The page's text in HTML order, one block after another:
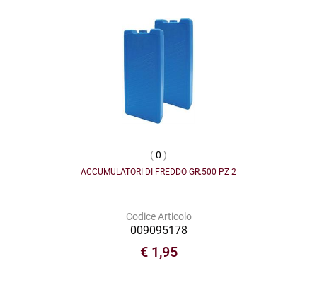
(0 )
ACCUMULATORI DI FREDDO GR.500 PZ 2
Codice Articolo
009095178
€ 1,95